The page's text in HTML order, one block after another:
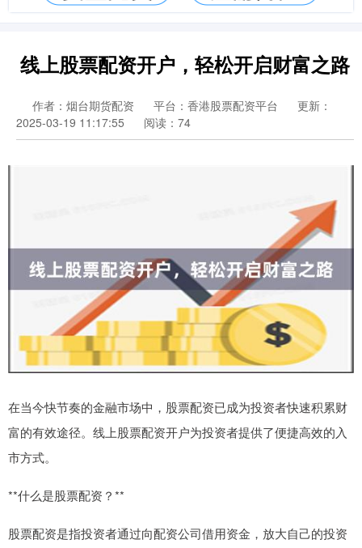
线上股票配资开户，轻松开启财富之路
作者：烟台期货配资 平台：香港股票配资平台
更新：
2025-03-19 11:17:55
阅读：74
在当今快节奏的金融市场中，股票配资已成为投资者快速积累财
富的有效途径。线上股票配资开户为投资者提供了便捷高效的入
市方式。
**什么是股票配资？**
股票配资是指投资者通过向配资公司借用资金，放大自己的投资